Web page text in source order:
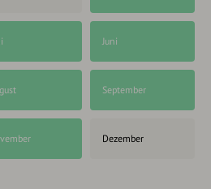
Juni
September
Dezember